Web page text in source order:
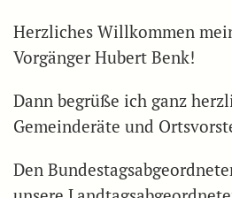
Herzliches Willkommen
Vorgänger Hubert Benk!
Dann begrüße ich ganz
Gemeinderäte und
Den